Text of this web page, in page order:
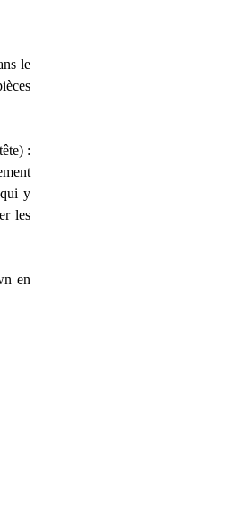
le
:
qui y
les
en